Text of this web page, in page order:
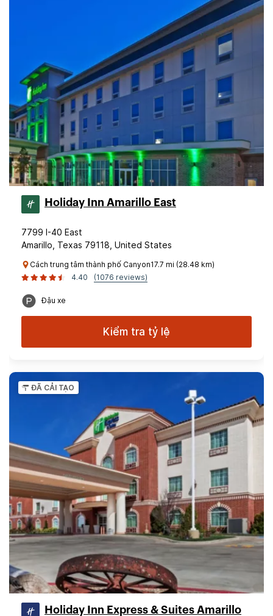
Holiday Inn Amarillo East
7799 I-40 East
Amarillo, Texas 79118, United States
Cách trung tâm thành phố Canyon17.7 mi (28.48 km)
4.40
(1076 reviews)
Đậu xe
Kiểm tra tỷ lệ
ĐÃ CẢI TẠO
Holiday Inn Express & Suites Amarillo